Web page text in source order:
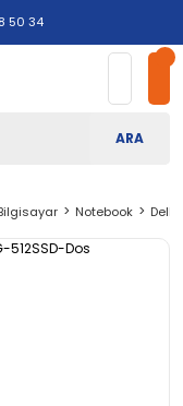
50 34
ARA
Notebook Dell